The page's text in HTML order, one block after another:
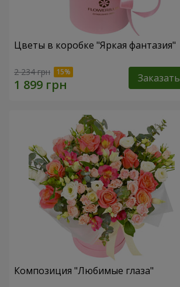
Цветы в коробке "Яркая фантазия"
2 234 грн Заказать
Композиция "Любимые глаза"